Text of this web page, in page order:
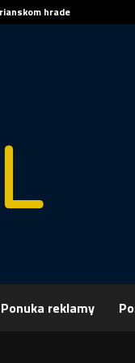
hrade
Ponuka reklamy
Archív Spravodajstvo